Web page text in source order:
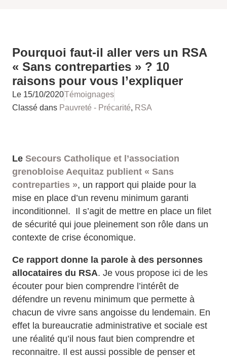
Pourquoi faut-il aller vers un RSA
« Sans contreparties » ? 10
raisons pour vous l’expliquer
Le 15/10/2020Témoignages
Classé dans Pauvreté - Précarité, RSA
Le Secours Catholique et l’association
grenobloise Aequitaz publient « Sans
contreparties », un rapport qui plaide pour la
mise en place d’un revenu minimum garanti
inconditionnel. Il s’agit de mettre en place un filet
de sécurité qui joue pleinement son rôle dans un
contexte de crise économique.
Ce rapport donne la parole à des personnes
allocataires du RSA. Je vous propose ici de les
écouter pour bien comprendre l’intérêt de
défendre un revenu minimum que permette à
chacun de vivre sans angoisse du lendemain. En
effet la bureaucratie administrative et sociale est
une réalité qu’il nous faut bien comprendre et
reconnaitre. Il est aussi possible de penser et